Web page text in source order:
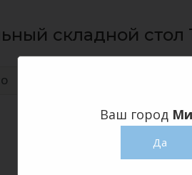
складной стол
Ваш город
Да